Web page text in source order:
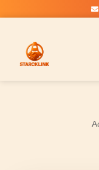
contenu